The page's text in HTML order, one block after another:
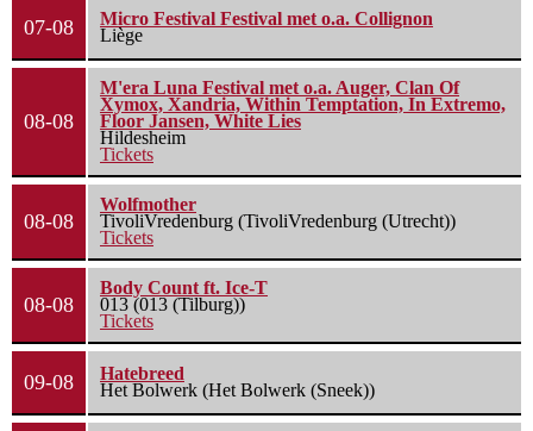
07-08
Micro Festival Festival met o.a. Collignon
Liège
08-08
M'era Luna Festival met o.a. Auger, Clan Of
Xymox, Xandria, Within Temptation, In Extremo,
Floor Jansen, White Lies
Hildesheim
Tickets
08-08
Wolfmother
TivoliVredenburg (TivoliVredenburg (Utrecht))
Tickets
08-08
Body Count ft. Ice-T
013 (013 (Tilburg))
Tickets
09-08
Hatebreed
Het Bolwerk (Het Bolwerk (Sneek))